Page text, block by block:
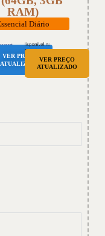
RAM)
Diário
VER PREÇO
ATUALIZADO
VER PREÇO
ATUALIZADO